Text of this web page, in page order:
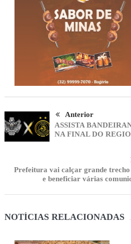
Anterior
ASSISTA
NA FINAL DO
Prefeitura vai calçar grande
e beneficiar várias
NOTÍCIAS RELACIONADAS